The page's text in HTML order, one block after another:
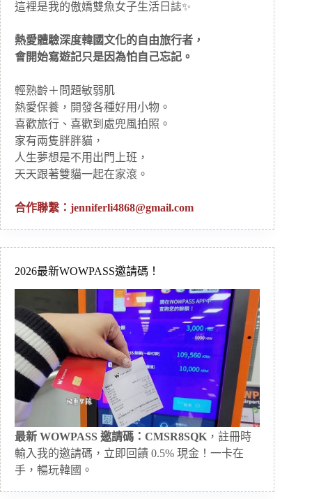
這裡是我的傲嬌雙魚女子生活日誌✨
熱愛體驗深度韓國文化的自由旅行者，
會開始寫遊記只是因為怕自己忘記。
輕熟齡＋問題敏弱肌
熱愛保養，開發各種好用小物。
喜歡旅行、喜歡到處兜風拍照。
家有兩隻胖胖貓，
人生夢想是不用出門上班，
天天跟著雙貓一起在家滾。
合作聯繫： jenniferli4868@gmail.com
2026最新WOWPASS邀請碼！
最新 WOWPASS 邀請碼：CMSR8SQK ，註冊時
輸入我的邀請碼，立即回饋 0.5% 現金！一卡在
手，暢玩韓國。